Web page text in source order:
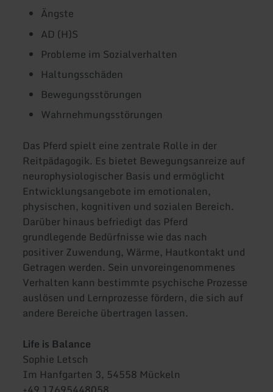
Ängste
AD (H)S
Probleme im Sozialverhalten
Haltungsschäden
Bewegungsstörungen
Wahrnehmungsstörungen
Das Pferd spielt eine zentrale Rolle in der
Reitpädagogik. Es bietet Bewegungsanreize auf
neurophysiologischer Basis und ermöglicht
Entwicklungsangebote im emotionalen,
physischen, kognitiven und sozialen Bereich.
Darüber hinaus befriedigt das Pferd
grundlegende Bedürfnisse wie das nach
positiver Zuwendung, Wärme, Hautkontakt und
Getragen werden. Sein unvoreingenommenes
Verhalten kann bestimmte psychische Prozesse
auslösen und Lernprozesse fördern, die sich auf
andere Bereiche übertragen lassen.
Life is Balance
Sophie Letsch
Im Hanfgarten 3, 54558 Mückeln